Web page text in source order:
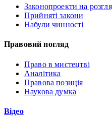
Законопроекти на
Прийняті закони
Набули чинності
Правовий погляд
Право в мистецтві
Аналітика
Правова позиція
Наукова думка
Відео